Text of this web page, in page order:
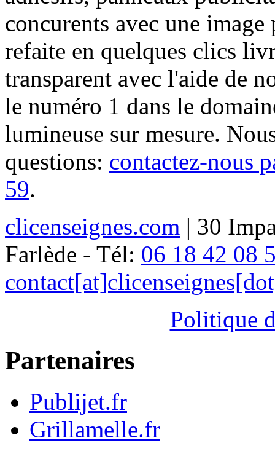
concurents avec une
refaite en quelques clics
transparent avec l'aide de
le numéro 1 dans le
lumineuse sur mesure.
questions: contactez-nous
59.
clicenseignes.com | 30
Farlède - Tél: 06 18 42 08
Politique
Partenaires
Publijet.fr
Grillamelle.fr